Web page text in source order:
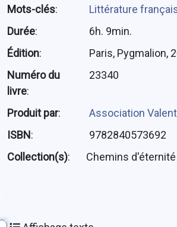
Mots-clés: Littérature
Durée:
6h. 9min.
Édition:
Paris, Pygmalion,
Numéro du
livre:
23340
Produit par:
Association
ISBN:
9782840573692
Collection(s): Chemins d'éternité